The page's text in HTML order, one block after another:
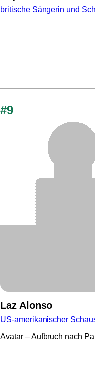
britische Sängerin und
#9
Laz Alonso
US-amerikanischer
Avatar – Aufbruch nach